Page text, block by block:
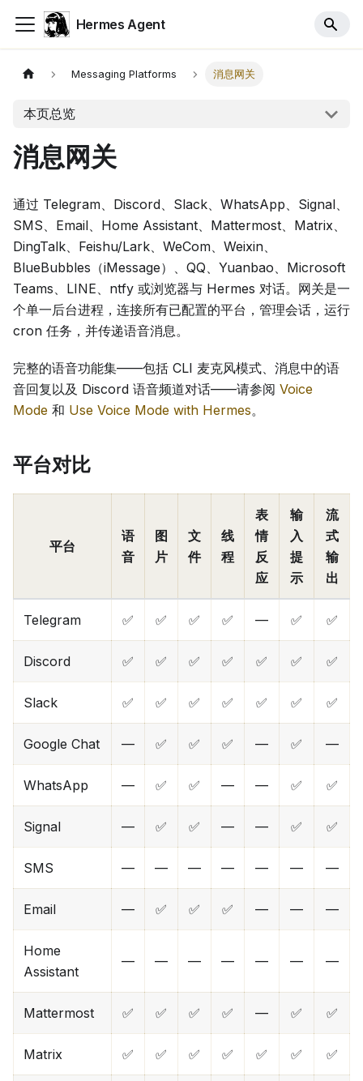
Hermes Agent
Messaging Platforms 消息网关
本页总览
消息网关
通过 Telegram、Discord、Slack、WhatsApp、Signal、
SMS、Email、Home Assistant、Mattermost、Matrix、
DingTalk、Feishu/Lark、WeCom、Weixin、
BlueBubbles（iMessage）、QQ、Yuanbao、Microsoft
Teams、LINE、ntfy 或浏览器与 Hermes 对话。网关是一
个单一后台进程，连接所有已配置的平台，管理会话，运行
cron 任务，并传递语音消息。
完整的语音功能集——包括 CLI 麦克风模式、消息中的语
音回复以及 Discord 语音频道对话——请参阅 Voice
Mode 和 Use Voice Mode with Hermes。
平台对比
平台
语
音
图
片
文
件
线
程
表
情
反
应
输
入
提
示
流
式
输
出
Telegram ✅ ✅ ✅ ✅ — ✅ ✅
Discord ✅ ✅ ✅ ✅ ✅ ✅ ✅
Slack ✅ ✅ ✅ ✅ ✅ ✅ ✅
Google Chat — ✅ ✅ ✅ — ✅ —
WhatsApp — ✅ ✅ — — ✅ ✅
Signal — ✅ ✅ — — ✅ ✅
SMS — — — — — — —
Email — ✅ ✅ ✅ — — —
Home
Assistant
— — — — — — —
Mattermost ✅ ✅ ✅ ✅ — ✅ ✅
Matrix ✅ ✅ ✅ ✅ ✅ ✅ ✅